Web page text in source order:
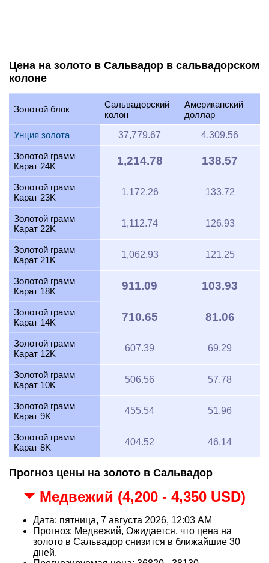
Цена на золото в Сальвадор в сальвадорском
колоне
Золотой блок
Сальвадорский
колон
Американский
доллар
Унция золота
37,779.67 4,309.56
Золотой грамм
Карат 24K
1,214.78 138.57
Золотой грамм
Карат 23K
1,172.26 133.72
Золотой грамм
Карат 22K
1,112.74 126.93
Золотой грамм
Карат 21K
1,062.93 121.25
Золотой грамм
Карат 18K
911.09 103.93
Золотой грамм
Карат 14K
710.65 81.06
Золотой грамм
Карат 12K
607.39 69.29
Золотой грамм
Карат 10K
506.56 57.78
Золотой грамм
Карат 9K
455.54 51.96
Золотой грамм
Карат 8K
404.52 46.14
Прогноз цены на золото в Сальвадор
Медвежий (4,200 - 4,350 USD)
Дата: пятница, 7 августа 2026, 12:03 AM
Прогноз: Медвежий, Ожидается, что цена на
золото в Сальвадор снизится в ближайшие 30
дней.